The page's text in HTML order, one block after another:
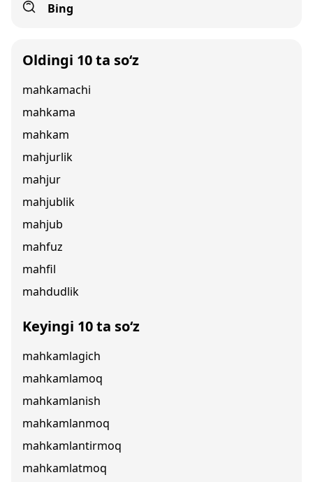
Bing
Oldingi 10 ta so‘z
mahkamachi
mahkama
mahkam
mahjurlik
mahjur
mahjublik
mahjub
mahfuz
mahfil
mahdudlik
Keyingi 10 ta so‘z
mahkamlagich
mahkamlamoq
mahkamlanish
mahkamlanmoq
mahkamlantirmoq
mahkamlatmoq